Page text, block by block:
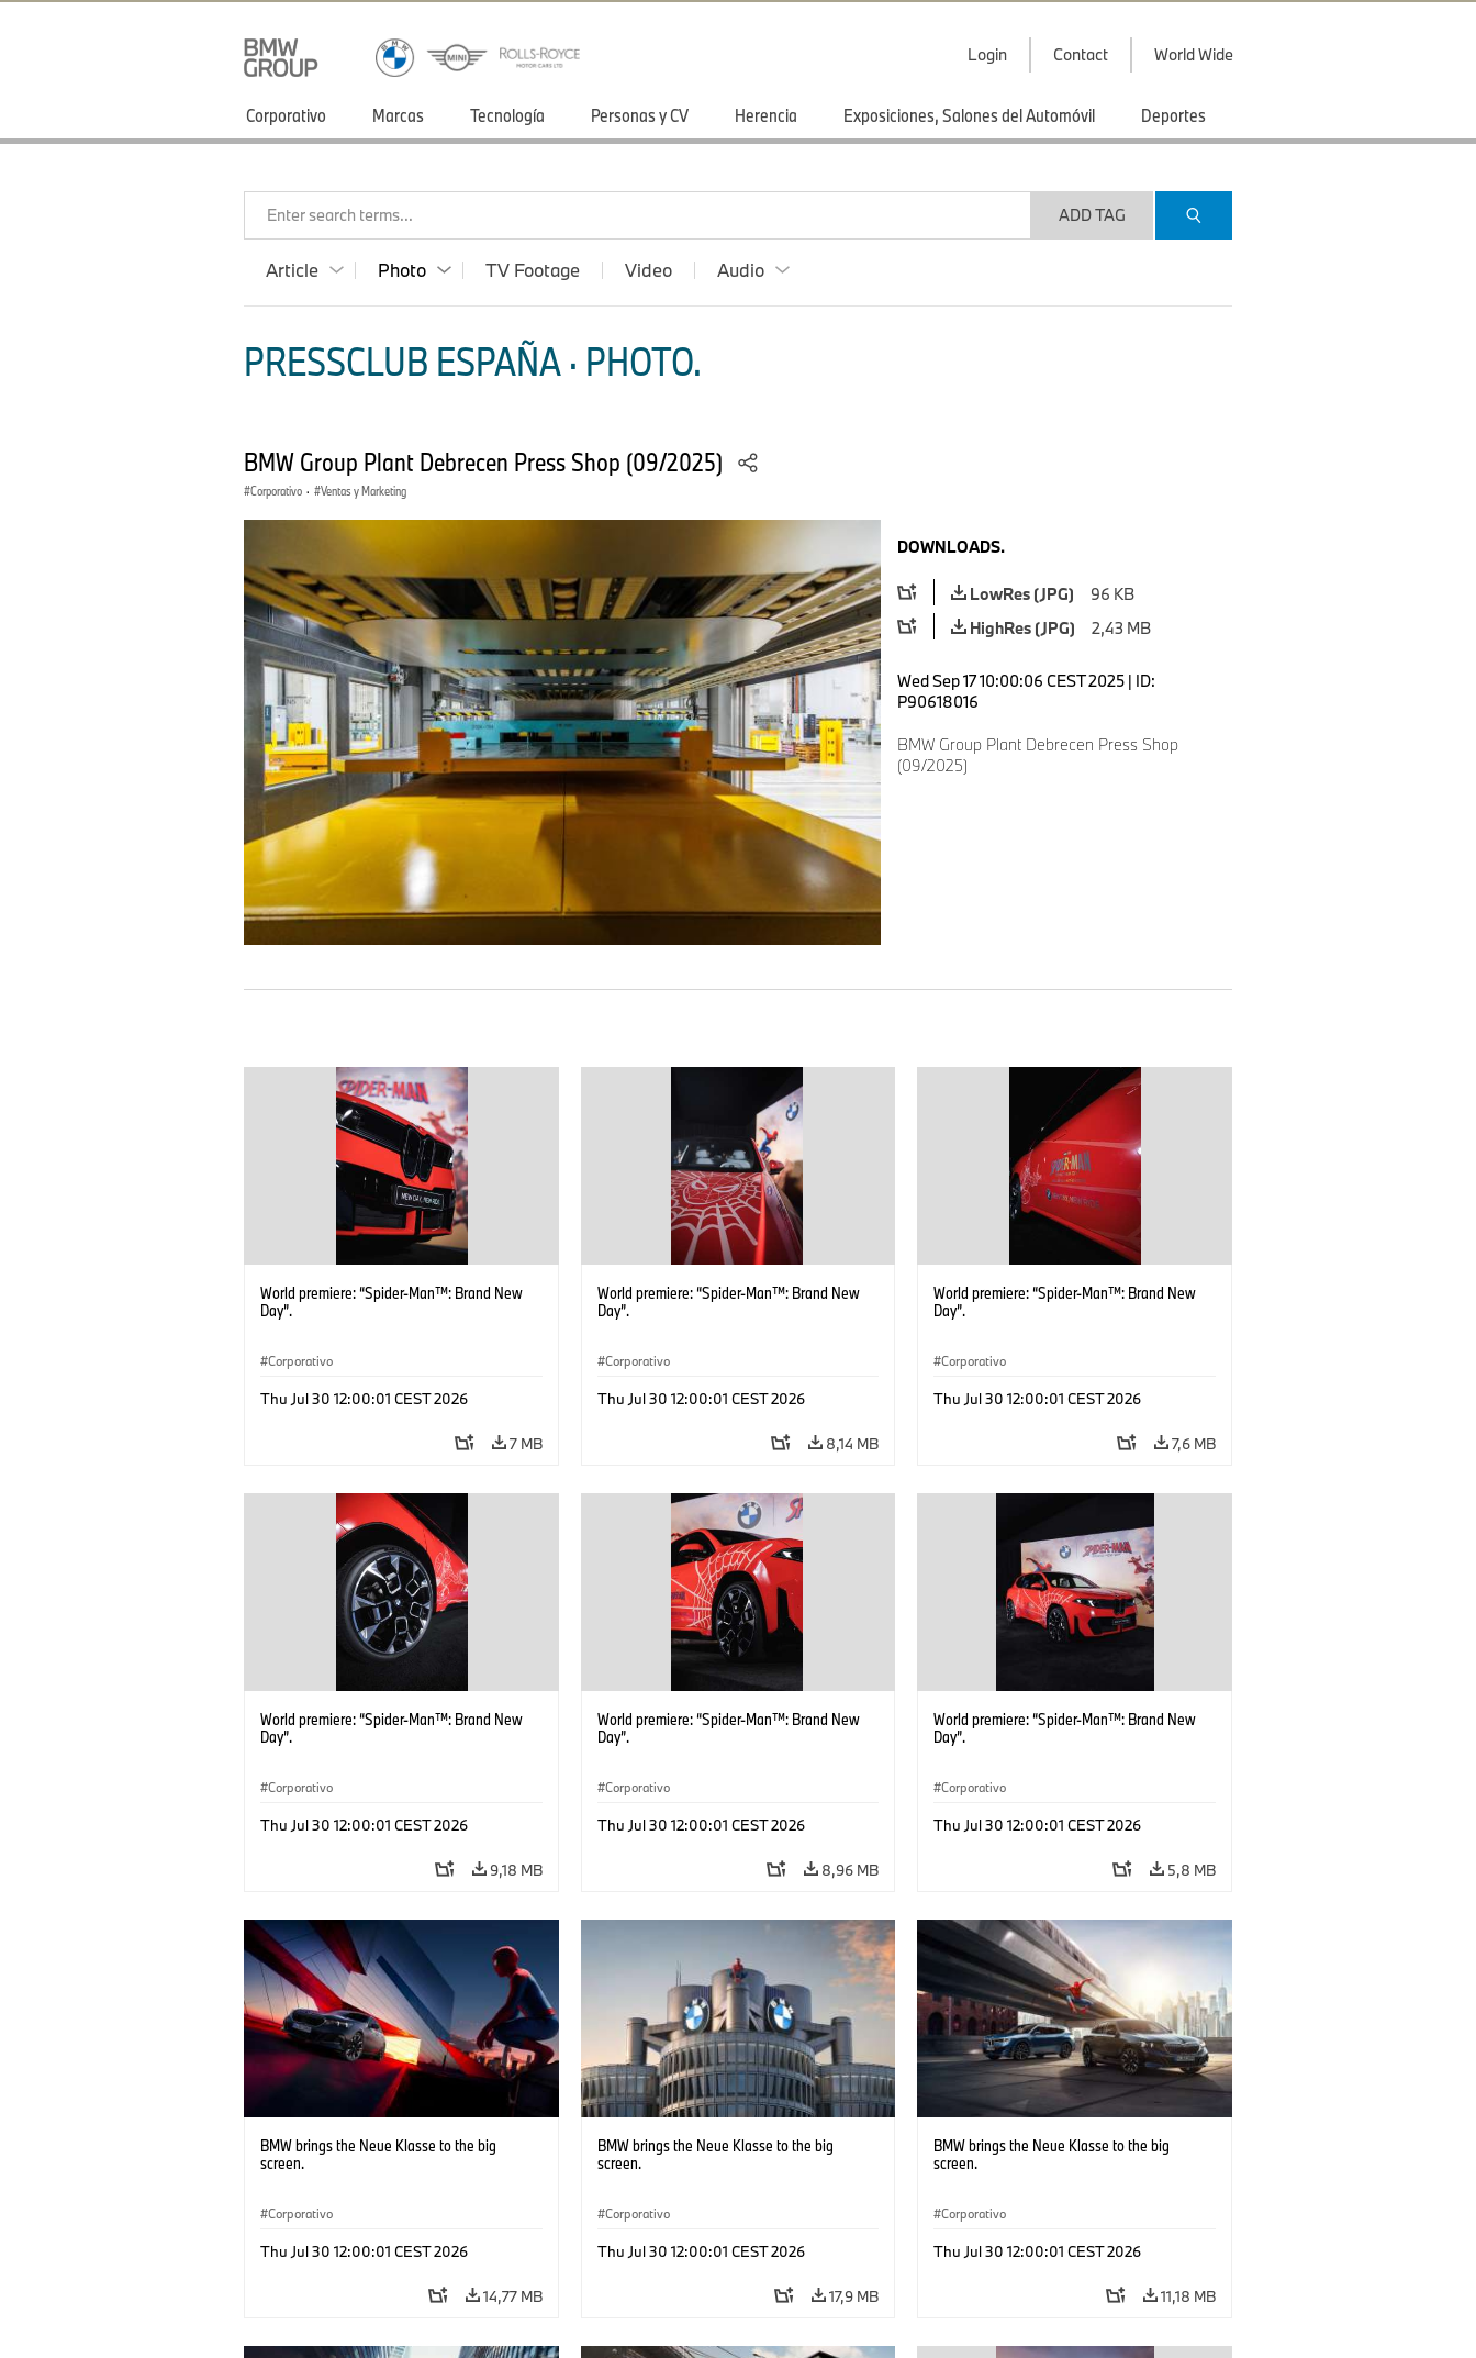
Login Contact World Wide
Corporativo Marcas Tecnología Personas y CV Herencia Exposiciones, Salones del Automóvil Deportes
Enter search terms... ADD TAG
Article Photo TV Footage Video Audio
PRESSCLUB ESPAÑA · PHOTO.
BMW Group Plant Debrecen Press Shop (09/2025)
Corporativo · Ventas y Marketing
DOWNLOADS.
LowRes (JPG)
96 KB
HighRes (JPG)
2,43 MB
Wed Sep 17 10:00:06 CEST 2025 | ID:
P90618016
BMW Group Plant Debrecen Press Shop
(09/2025)
World premiere: “Spider-Man™: Brand New
Day”.
Corporativo
Thu Jul 30 12:00:01 CEST 2026
7 MB
World premiere: “Spider-Man™: Brand New
Day”.
Corporativo
Thu Jul 30 12:00:01 CEST 2026
8,14 MB
World premiere: “Spider-Man™: Brand New
Day”.
Corporativo
Thu Jul 30 12:00:01 CEST 2026
7,6 MB
World premiere: “Spider-Man™: Brand New
Day”.
Corporativo
Thu Jul 30 12:00:01 CEST 2026
9,18 MB
World premiere: “Spider-Man™: Brand New
Day”.
Corporativo
Thu Jul 30 12:00:01 CEST 2026
8,96 MB
World premiere: “Spider-Man™: Brand New
Day”.
Corporativo
Thu Jul 30 12:00:01 CEST 2026
5,8 MB
BMW brings the Neue Klasse to the big
screen.
Corporativo
Thu Jul 30 12:00:01 CEST 2026
14,77 MB
BMW brings the Neue Klasse to the big
screen.
Corporativo
Thu Jul 30 12:00:01 CEST 2026
17,9 MB
BMW brings the Neue Klasse to the big
screen.
Corporativo
Thu Jul 30 12:00:01 CEST 2026
11,18 MB